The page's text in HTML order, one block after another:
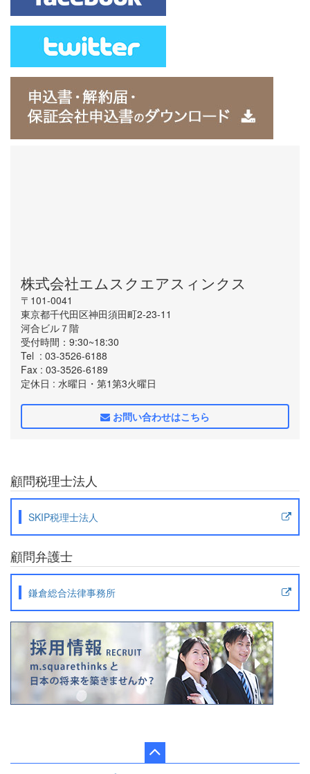
株式会社エムスクエアスィンクス
〒101-0041
東京都千代田区神田須田町2-23-11
河合ビル７階
受付時間：9:30~18:30
Tel : 03-3526-6188
Fax : 03-3526-6189
定休日 : 水曜日・第1第3火曜日
お問い合わせはこちら
顧問税理士法人
SKIP税理士法人
顧問弁護士
鎌倉総合法律事務所